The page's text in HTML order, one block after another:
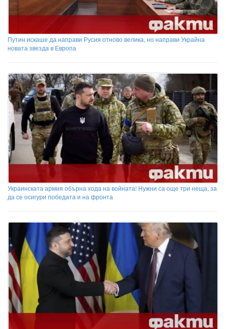
Путин искаше да направи Русия отново велика, но направи Украйна
новата звезда в Европа
Украинската армия обърна хода на войната! Нужни са още три неща, за
да се осигури победата и на фронта